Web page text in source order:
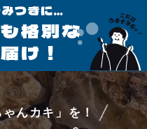
お支払方法
つきに…
格別な
け！
んカキ」を！